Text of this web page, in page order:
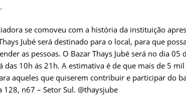
se comoveu com a história da instituição
Jubé será destinado para o local, para que
as pessoas. O Bazar Thays Jubé será no dia
das 10h ás 21h. A estimativa é de que mais de 5
aqueles que quiserem contribuir e participar do
128, n67 – Setor Sul. @thaysjube